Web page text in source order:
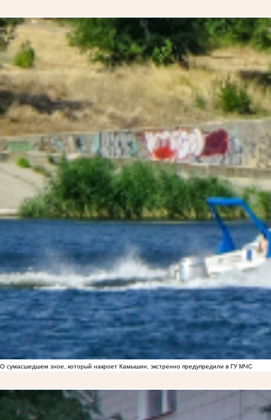
О сумасшедшем зное, который накроет Камышин, экстренно предупредили в ГУ МЧС